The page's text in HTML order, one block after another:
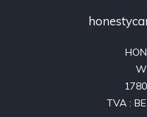
TVA :